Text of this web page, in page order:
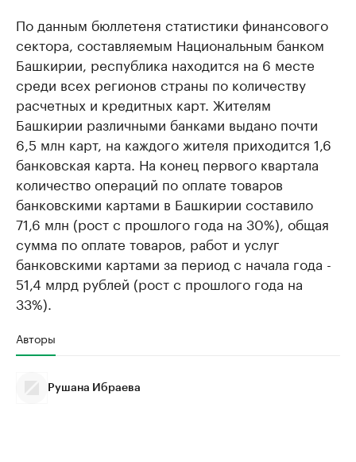
По данным бюллетеня статистики финансового
сектора, составляемым Национальным банком
Башкирии, республика находится на 6 месте
среди всех регионов страны по количеству
расчетных и кредитных карт. Жителям
Башкирии различными банками выдано почти
6,5 млн карт, на каждого жителя приходится 1,6
банковская карта. На конец первого квартала
количество операций по оплате товаров
банковскими картами в Башкирии составило
71,6 млн (рост с прошлого года на 30%), общая
сумма по оплате товаров, работ и услуг
банковскими картами за период с начала года -
51,4 млрд рублей (рост с прошлого года на
33%).
Авторы
Рушана Ибраева